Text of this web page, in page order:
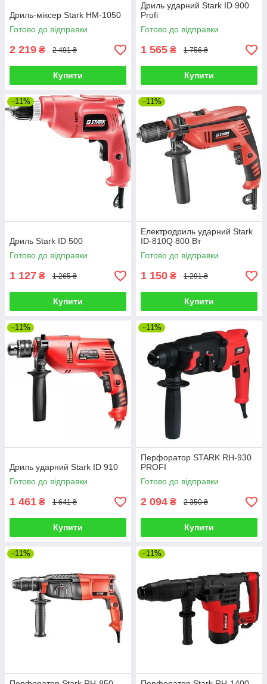
Дриль-міксер Stark HM-1050
Готово до відправки
2 219 ₴ 2 491 ₴
Купити
Дриль ударний Stark ID 900
Profi
Готово до відправки
1 565 ₴ 1 756 ₴
Купити
–11%
Дриль Stark ID 500
Готово до відправки
1 127 ₴ 1 265 ₴
Купити
–11%
Електродриль ударний Stark
ID-810Q 800 Вт
Готово до відправки
1 150 ₴ 1 291 ₴
Купити
–11%
Дриль ударний Stark ID 910
Готово до відправки
1 461 ₴ 1 641 ₴
Купити
–11%
Перфоратор STARK RH-930
PROFI
Готово до відправки
2 094 ₴ 2 350 ₴
Купити
–11% –11%